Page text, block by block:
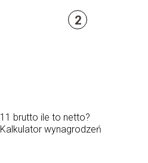
2
11 brutto ile to netto?
Kalkulator wynagrodzeń